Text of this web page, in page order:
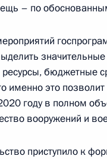
членами
членами
– по
значительные
ресурсы, бюджетные
именно это
году в полном
вооружений и
приступило к